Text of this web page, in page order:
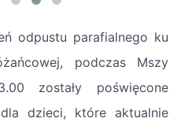
odpustu parafialnego ku
podczas Mszy
zostały poświęcone
dzieci, które aktualnie